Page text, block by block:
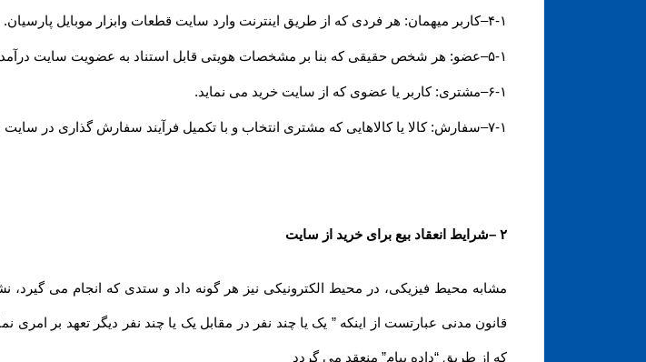
۴-۱–کاربر میهمان: هر فردی که از طریق اینترنت وارد سایت قطعات وابزار موبایل
۵-۱–عضو: هر شخص حقیقی که بنا بر مشخصات هویتی قابل استناد به عضویت سایت
۶-۱–مشتری: کاربر یا عضوی که از سایت خرید می نماید.
۷-۱–سفارش: کالا یا کالاهایی که مشتری انتخاب و با تکمیل فرآیند سفارش گذاری در سایت ،
۲ –شرایط انعقاد بیع برای خرید از سایت
قانون مدنی عبارتست از اینکه ” یک یا چند نفر در مقابل یک یا چند نفر دیگر تعهد بر امری
که از طریق “داده پیام” منعقد می گردد